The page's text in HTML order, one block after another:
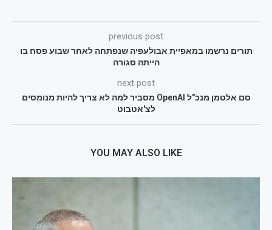
previous post
תורים נרשמו במאפיית אבולעפיה שנפתחה לאחר שבוע פסח בו
הייתה סגורה
next post
סם אלטמן מנכ"ל OpenAI מסביר למה לא צריך להיות מנומסים
לצ'אטבוט
YOU MAY ALSO LIKE